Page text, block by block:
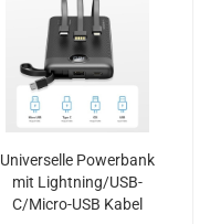
Universelle Powerbank
mit Lightning/USB-
C/Micro-USB Kabel